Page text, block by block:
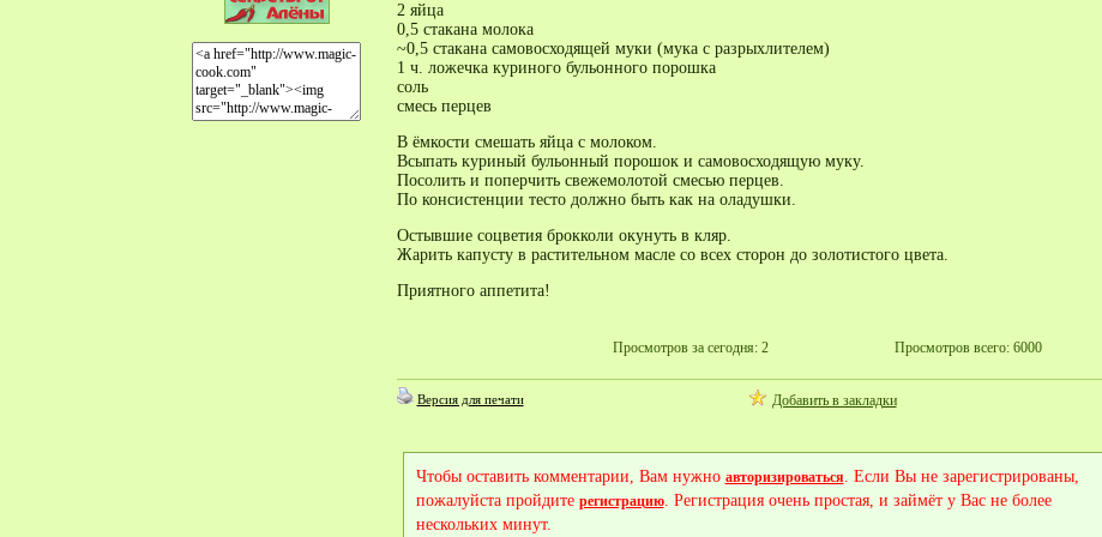
2 яйца
0,5 стакана молока
~0,5 стакана самовосходящей муки (мука с разрыхлителем)
1 ч. ложечка куриного бульонного порошка
соль
смесь перцев
В ёмкости смешать яйца с молоком.
Всыпать куриный бульонный порошок и самовосходящую муку.
Посолить и поперчить свежемолотой смесью перцев.
По консистенции тесто должно быть как на оладушки.
Остывшие соцветия брокколи окунуть в кляр.
Жарить капусту в растительном масле со всех сторон до золотистого цвета.
Приятного аппетита!
Просмотров за сегодня: 2 Просмотров всего: 6000
Версия для печати Добавить в закладки
Чтобы оставить комментарии, Вам нужно авторизироваться. Если Вы не зарегистрированы,
пожалуйста пройдите регистрацию. Регистрация очень простая, и займёт у Вас не более
нескольких минут.